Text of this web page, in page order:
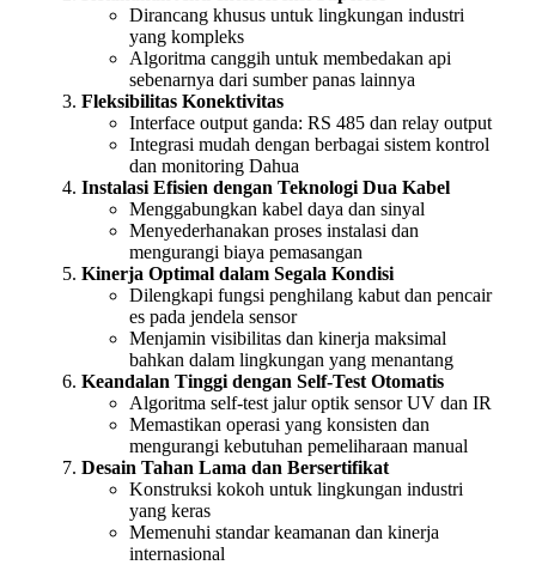
Dirancang khusus untuk lingkungan industri
yang kompleks
Algoritma canggih untuk membedakan api
sebenarnya dari sumber panas lainnya
Fleksibilitas Konektivitas
Interface output ganda: RS 485 dan relay output
Integrasi mudah dengan berbagai sistem kontrol
dan monitoring Dahua
Instalasi Efisien dengan Teknologi Dua Kabel
Menggabungkan kabel daya dan sinyal
Menyederhanakan proses instalasi dan
mengurangi biaya pemasangan
Kinerja Optimal dalam Segala Kondisi
Dilengkapi fungsi penghilang kabut dan pencair
es pada jendela sensor
Menjamin visibilitas dan kinerja maksimal
bahkan dalam lingkungan yang menantang
Keandalan Tinggi dengan Self-Test Otomatis
Algoritma self-test jalur optik sensor UV dan IR
Memastikan operasi yang konsisten dan
mengurangi kebutuhan pemeliharaan manual
Desain Tahan Lama dan Bersertifikat
Konstruksi kokoh untuk lingkungan industri
yang keras
Memenuhi standar keamanan dan kinerja
internasional